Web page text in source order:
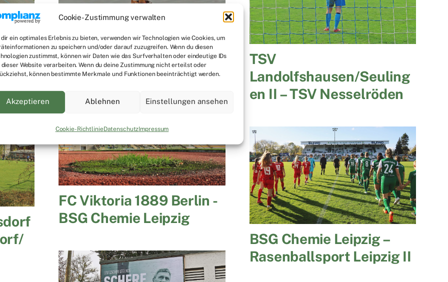
Cookie-Zustimmung verwalten
dir ein optimales Erlebnis zu bieten, verwenden wir Technologien wie Cookies, um
zu speichern und/oder darauf zuzugreifen. Wenn du diesen
zustimmst, können wir Daten wie das Surfverhalten oder eindeutige IDs
Website verarbeiten. Wenn du deine Zustimmung nicht erteilst oder
können bestimmte Merkmale und Funktionen beeinträchtigt werden.
Akzeptieren Ablehnen Einstellungen ansehen
Cookie-RichtlinieDatenschutzImpressum
Greifswalder FC – BSG
Chemie Leipzig
TSV
Landolfshausen/Seuling
en II – TSV Nesselröden
FC Viktoria 1889 Berlin -
BSG Chemie Leipzig
BSG Chemie Leipzig –
Rasenballsport Leipzig II